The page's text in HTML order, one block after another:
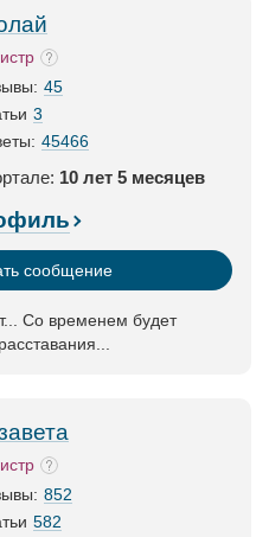
45
3
45466
10 лет 5 месяцев
сообщение
Со временем будет
852
582